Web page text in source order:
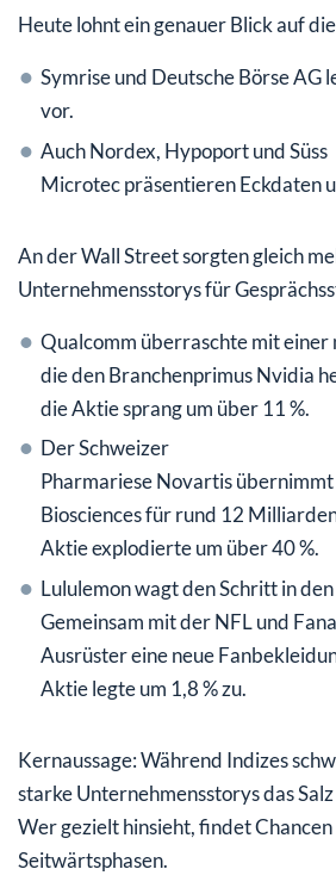
Heute lohnt ein genauer Blick auf
Symrise und Deutsche Börse AG
vor.
Auch Nordex, Hypoport und Süss
Microtec präsentieren Eckdaten
An der Wall Street sorgten gleich
Unternehmensstorys für
Qualcomm überraschte mit einer
die den Branchenprimus Nvidia
die Aktie sprang um über 11 %.
Der Schweizer
Pharmariese Novartis
Biosciences für rund 12
Aktie explodierte um über 40 %.
Lululemon wagt den Schritt in
Gemeinsam mit der NFL und
Ausrüster eine neue
Aktie legte um 1,8 % zu.
Kernaussage: Während Indizes
starke Unternehmensstorys das
Wer gezielt hinsieht, findet Chancen
Seitwärtsphasen.